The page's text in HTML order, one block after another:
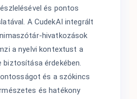
és pontos
A CudekAI integrált
hivatkozások
a nyelvi kontextust a
érdekében.
és a szókincs
és hatékony